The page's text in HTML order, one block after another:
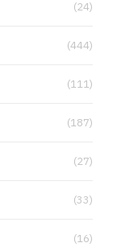
(24)
(444)
(111)
(187)
(27)
(33)
(16)